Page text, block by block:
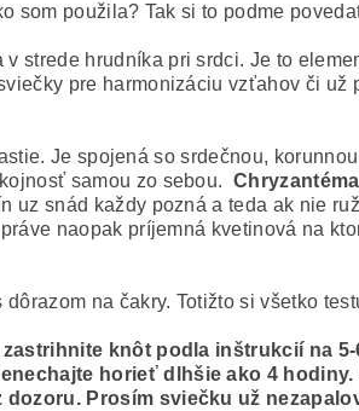
som použila? Tak si to podme
v strede hrudníka pri srdci. Je to
pre harmonizáciu vzťahov či
Je spojená so srdečnou,
samou zo sebou. Chryzantéma
uz snád každy pozná a teda ak nie
naopak príjemná kvetinová na
na čakry. Totižto si všetko
knôt podla inštrukcií na
horieť dlhšie ako 4
Prosím sviečku už